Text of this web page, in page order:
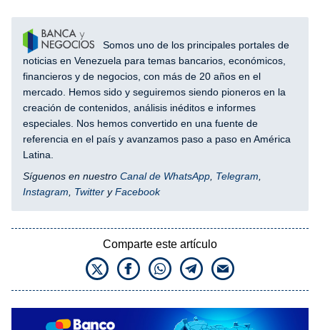
Somos uno de los principales portales de
noticias en Venezuela para temas bancarios, económicos,
financieros y de negocios, con más de 20 años en el
mercado. Hemos sido y seguiremos siendo pioneros en la
creación de contenidos, análisis inéditos e informes
especiales. Nos hemos convertido en una fuente de
referencia en el país y avanzamos paso a paso en América
Latina.
Síguenos en nuestro Canal de WhatsApp, Telegram,
Instagram, Twitter yFacebook
Comparte este artículo